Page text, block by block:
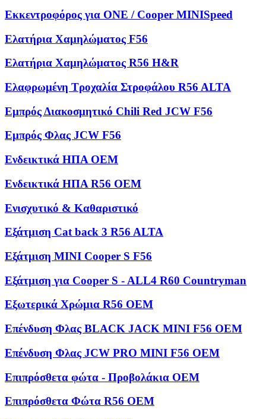
Εκκεντροφόρος για ONE / Cooper MINISpeed
Ελατήρια Χαμηλώματος F56
Ελατήρια Χαμηλώματος R56 H&R
Ελαφρωμένη Τροχαλία Στροφάλου R56 ALTA
Εμπρός Διακοσμητικό Chili Red JCW F56
Εμπρός Φλας JCW F56
Ενδεικτικά ΗΠΑ OEM
Ενδεικτικά ΗΠΑ R56 OEM
Ενισχυτικό & Καθαριστικό
Εξάτμιση Cat back 3 R56 ALTA
Εξάτμιση MINI Cooper S F56
Εξάτμιση για Cooper S - ALL4 R60 Countryman
Εξωτερικά Χρώμια R56 OEM
Επένδυση Φλας BLACK JACK MINI F56 OEM
Επένδυση Φλας JCW PRO MINI F56 OEM
Επιπρόσθετα φώτα - Προβολάκια OEM
Επιπρόσθετα Φώτα R56 OEM